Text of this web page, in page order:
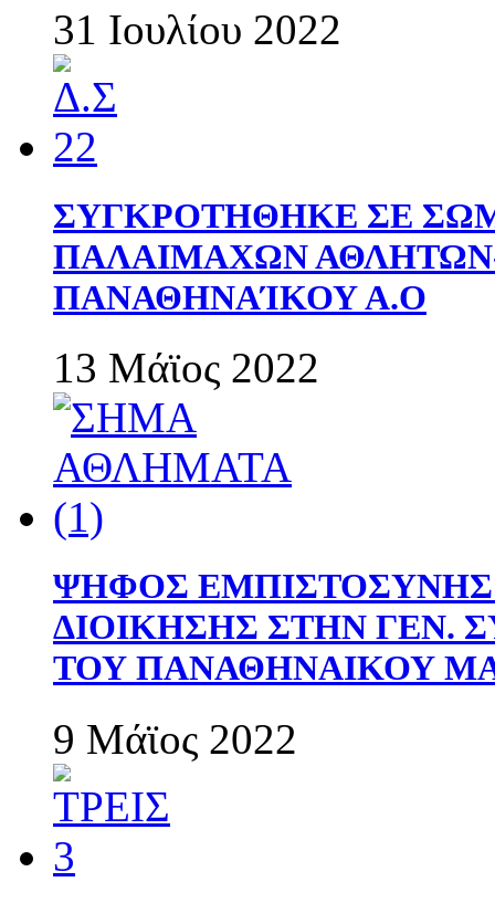
31 Ιουλίου 2022
ΣΥΓΚΡΟΤΗΘΗΚΕ ΣΕ
ΠΑΛΑΙΜΑΧΩΝ
ΠΑΝΑΘΗΝΑΊΚΟΥ Α.Ο
13 Μάϊος 2022
ΨΗΦΟΣ
ΔΙΟΙΚΗΣΗΣ ΣΤΗΝ ΓΕΝ.
ΤΟΥ ΠΑΝΑΘΗΝΑΙΚΟΥ
9 Μάϊος 2022